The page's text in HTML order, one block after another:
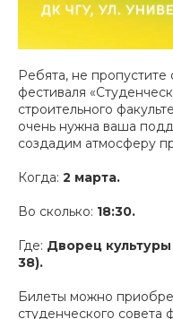
Ребята, не пропустите
фестиваля
строительного
очень нужна ваша
создадим атмосферу
Когда: 2 марта.
Во сколько: 18:30.
Где: Дворец
38).
Билеты можно
студенческого совета